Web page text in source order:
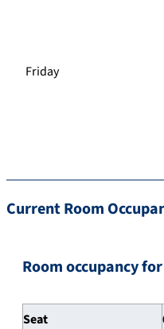
Friday
Current Room
Room occupancy
Seat